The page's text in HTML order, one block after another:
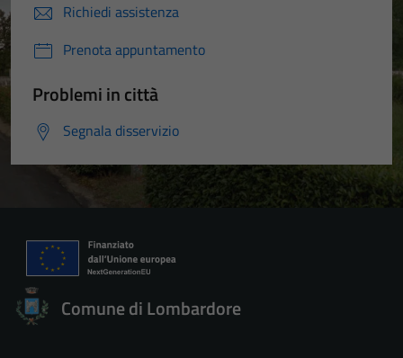
Richiedi assistenza
Prenota appuntamento
Problemi in città
Segnala disservizio
Comune di Lombardore